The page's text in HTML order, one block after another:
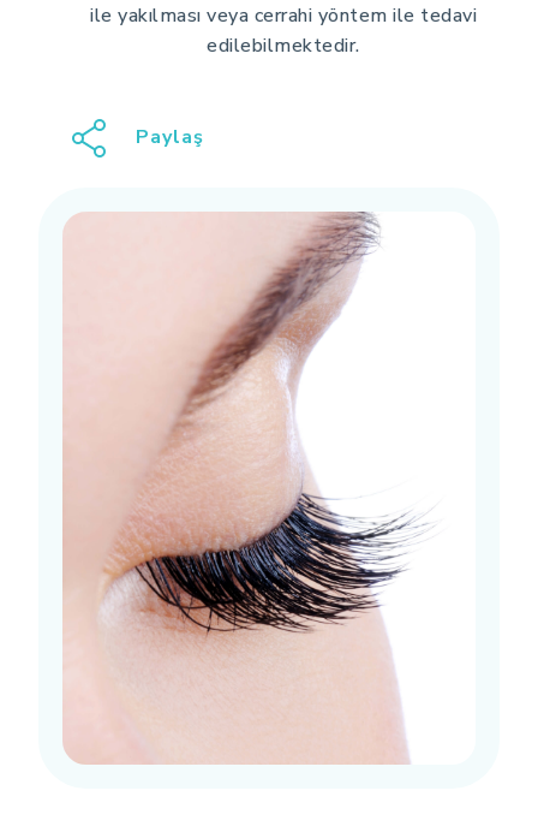
ile yakılması veya cerrahi yöntem ile tedavi
edilebilmektedir.
Paylaş